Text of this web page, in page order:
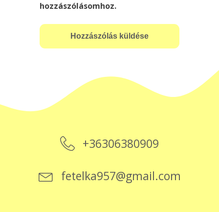
hozzászólásomhoz.
+36306380909
fetelka957@gmail.com